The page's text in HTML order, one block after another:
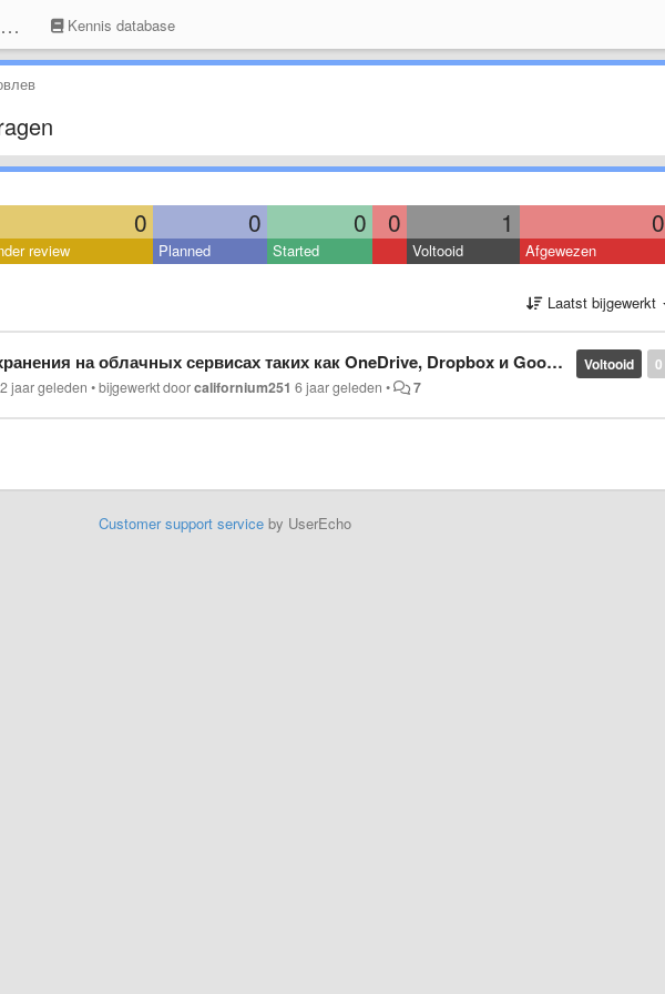
Joxi - сообщество поддержки Kennis database
0 0 0 0 1 0
review Planned Started Voltooid Afgewezen
Laatst bijgewerkt
0
Voltooid
на облачных сервисах таких как OneDrive, Dropbox и GoogleDrive!
jaar geleden •bijgewerkt doorcalifornium251 6 jaar geleden • 7
Customer support serviceby UserEcho